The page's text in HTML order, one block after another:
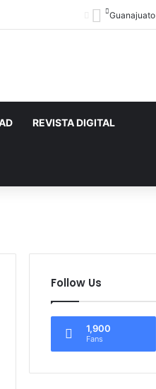
Guanajuato
REVISTA DIGITAL
Follow Us
1,900
Fans